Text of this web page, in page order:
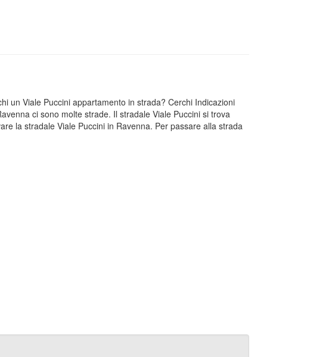
un Viale Puccini appartamento in strada? Cerchi Indicazioni
ci sono molte strade. Il stradale Viale Puccini si trova
la stradale Viale Puccini in Ravenna. Per passare alla strada